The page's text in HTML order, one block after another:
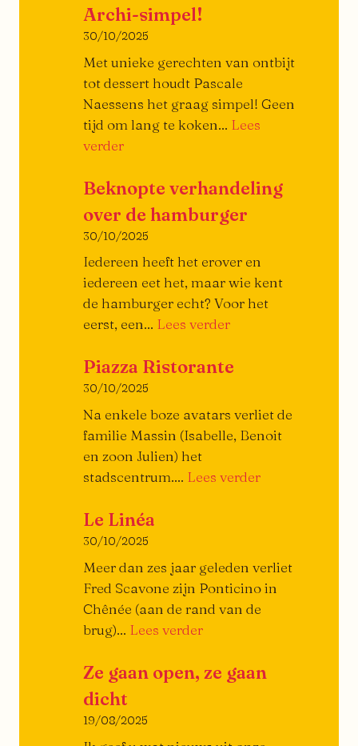
Archi-simpel!
30/10/2025
Met unieke gerechten van ontbijt
tot dessert houdt Pascale
Naessens het graag simpel! Geen
tijd om lang te koken... Lees
verderArchi-
Beknopte verhandeling
over de hamburger
30/10/2025
Iedereen heeft het erover en
iedereen eet het, maar wie kent
de hamburger echt? Voor het
eerst, een... Lees verder:
traktaat
burger
Piazza Ristorante
30/10/2025
Na enkele boze avatars verliet de
familie Massin (Isabelle, Benoit
en zoon Julien) het
stadscentrum.... Lees verderPiazza
Le Linéa
30/10/2025
Meer dan zes jaar geleden verliet
Fred Scavone zijn Ponticino in
Chênée (aan de rand van de
brug)... Lees verderDe
Ze gaan open, ze gaan
dicht
19/08/2025